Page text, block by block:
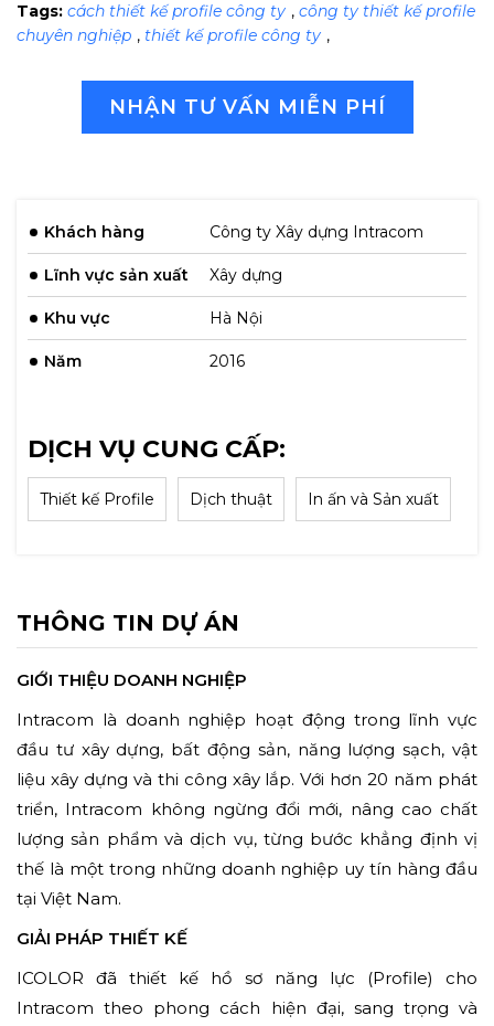
Khách hàng Công ty Xây dựng Intracom
Lĩnh vực sản xuất Xây dựng
Khu vực Hà Nội
Năm 2016
DỊCH VỤ CUNG CẤP:
Thiết kế Profile Dịch thuật In ấn và Sản xuất
THÔNG TIN DỰ ÁN
GIỚI THIỆU DOANH NGHIỆP
Intracom là doanh nghiệp hoạt động trong lĩnh vực
đầu tư xây dựng, bất động sản, năng lượng sạch, vật
liệu xây dựng và thi công xây lắp. Với hơn 20 năm phát
triển, Intracom không ngừng đổi mới, nâng cao chất
lượng sản phẩm và dịch vụ, từng bước khẳng định vị
thế là một trong những doanh nghiệp uy tín hàng đầu
tại Việt Nam.
GIẢI PHÁP THIẾT KẾ
ICOLOR đã thiết kế hồ sơ năng lực (Profile) cho
Intracom theo phong cách hiện đại, sang trọng và
Tags: cách thiết kế profile công ty , công ty thiết kế profile
chuyên nghiệp , thiết kế profile công ty ,
NHẬN TƯ VẤN MIỄN PHÍ